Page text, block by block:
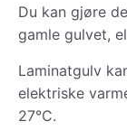
Du kan gjøre
gamle gulvet,
Laminatgulv
elektriske
27°C.